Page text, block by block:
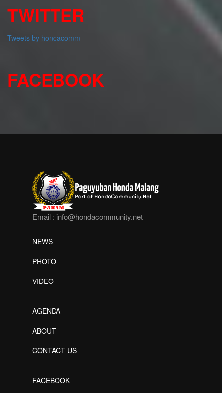
TWITTER
Tweets by hondacomm
FACEBOOK
Email : info@hondacommunity.net
NEWS
PHOTO
VIDEO
AGENDA
ABOUT
CONTACT US
FACEBOOK